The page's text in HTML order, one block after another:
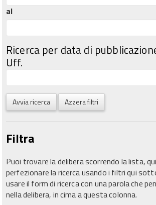
al
Ricerca per data di
Uff.
Avvia ricerca Azzera filtri
Filtra
Puoi trovare la delibera scorrendo la lista,
perfezionare la ricerca usando i filtri qui
usare il form di ricerca con una parola che
nella delibera, in cima a questa colonna.